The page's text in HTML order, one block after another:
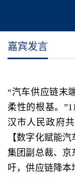
嘉宾发言
“汽车供应链末
柔性的根基。
汉市人民政府
【数字化赋能
集团副总裁、京
吁，供应链降